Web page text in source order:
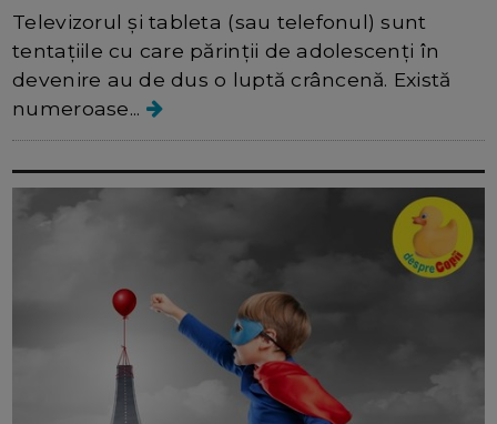
Televizorul și tableta (sau telefonul) sunt
tentațiile cu care părinții de adolescenți în
devenire au de dus o luptă crâncenă. Există
numeroase...